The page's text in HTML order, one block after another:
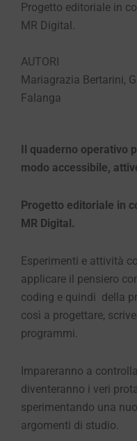
Progetto editoriale in
MR Digital.
AUTORI
Mariagrazia Bertarini,
Falanga
Il quaderno operativo
modo accessibile,
Progetto editoriale in
MR Digital.
Esperimenti e attività
applicare il pensiero
coding e quindi della
così a progettare,
programmi.
Impareranno a
diventeranno i veri
sperimentando una
argomenti di studio.